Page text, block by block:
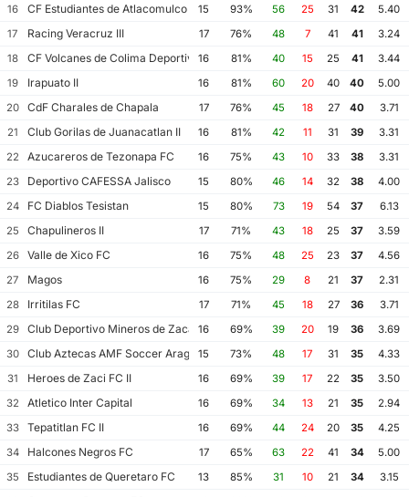
16
CF Estudiantes de Atlacomulco 15 93% 56 25 31 42
5.40
17
Racing Veracruz III 17 76% 48 7 41 41
3.24
18
CF Volcanes de Colima Deportivo Tala
16 81% 40 15 25 41
3.44
19
Irapuato II 16 81% 60 20 40 40
5.00
20
CdF Charales de Chapala 17 76% 45 18 27 40
3.71
21
Club Gorilas de Juanacatlan II 16 81% 42 11 31 39
3.31
22
Azucareros de Tezonapa FC 16 75% 43 10 33 38
3.31
23
Deportivo CAFESSA Jalisco 15 80% 46 14 32 38
4.00
24
FC Diablos Tesistan 15 80% 73 19 54 37
6.13
25
Chapulineros II 17 71% 43 18 25 37
3.59
26
Valle de Xico FC 16 75% 48 25 23 37
4.56
27
Magos 16 75% 29 8 21 37
2.31
28
Irritilas FC 17 71% 45 18 27 36
3.71
29
Club Deportivo Mineros de Zacatecas II
16 69% 39 20 19 36
3.69
30
Club Aztecas AMF Soccer Aragon15 73% 48 17 31 35
4.33
31
Heroes de Zaci FC II 16 69% 39 17 22 35
3.50
32
Atletico Inter Capital 16 69% 34 13 21 35
2.94
33
Tepatitlan FC II 16 69% 44 24 20 35
4.25
34
Halcones Negros FC 17 65% 63 22 41 34
5.00
35
Estudiantes de Queretaro FC 13 85% 31 10 21 34
3.15